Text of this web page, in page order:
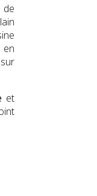
en
sur
et